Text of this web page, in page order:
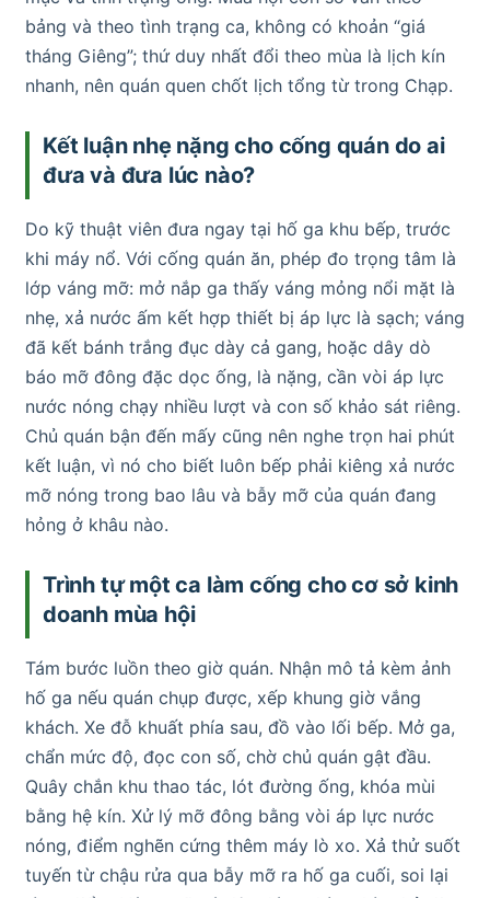
bảng và theo tình trạng ca, không có khoản “giá
tháng Giêng”; thứ duy nhất đổi theo mùa là lịch kín
nhanh, nên quán quen chốt lịch tổng từ trong Chạp.
Kết luận nhẹ nặng cho cống quán do ai
đưa và đưa lúc nào?
Do kỹ thuật viên đưa ngay tại hố ga khu bếp, trước
khi máy nổ. Với cống quán ăn, phép đo trọng tâm là
lớp váng mỡ: mở nắp ga thấy váng mỏng nổi mặt là
nhẹ, xả nước ấm kết hợp thiết bị áp lực là sạch; váng
đã kết bánh trắng đục dày cả gang, hoặc dây dò
báo mỡ đông đặc dọc ống, là nặng, cần vòi áp lực
nước nóng chạy nhiều lượt và con số khảo sát riêng.
Chủ quán bận đến mấy cũng nên nghe trọn hai phút
kết luận, vì nó cho biết luôn bếp phải kiêng xả nước
mỡ nóng trong bao lâu và bẫy mỡ của quán đang
hỏng ở khâu nào.
Trình tự một ca làm cống cho cơ sở kinh
doanh mùa hội
Tám bước luồn theo giờ quán. Nhận mô tả kèm ảnh
hố ga nếu quán chụp được, xếp khung giờ vắng
khách. Xe đỗ khuất phía sau, đồ vào lối bếp. Mở ga,
chẩn mức độ, đọc con số, chờ chủ quán gật đầu.
Quây chắn khu thao tác, lót đường ống, khóa mùi
bằng hệ kín. Xử lý mỡ đông bằng vòi áp lực nước
nóng, điểm nghẽn cứng thêm máy lò xo. Xả thử suốt
tuyến từ chậu rửa qua bẫy mỡ ra hố ga cuối, soi lại